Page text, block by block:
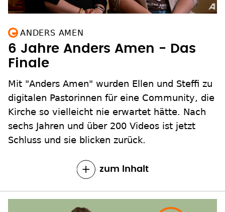
ANDERS AMEN
6 Jahre Anders Amen - Das
Finale
Mit "Anders Amen" wurden Ellen und Steffi zu
digitalen Pastorinnen für eine Community, die
Kirche so vielleicht nie erwartet hätte. Nach
sechs Jahren und über 200 Videos ist jetzt
Schluss und sie blicken zurück.
zum Inhalt